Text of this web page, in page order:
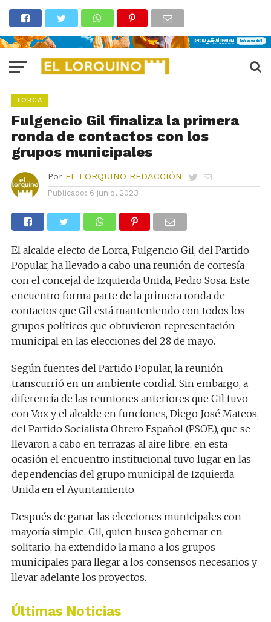
LORCA
Fulgencio Gil finaliza la primera
ronda de contactos con los
grupos municipales
Por EL LORQUINO REDACCIÓN
Publicado: 6 junio, 2023
El alcalde electo de Lorca, Fulgencio Gil, del Partido
Popular, ha llevado a cabo una reunión de cortesía
con el concejal de Izquierda Unida, Pedro Sosa. Este
encuentro forma parte de la primera ronda de
contactos que Gil está manteniendo con todos los
grupos políticos que obtuvieron representación
municipal en las elecciones del 28 de mayo.
Según fuentes del Partido Popular, la reunión
transcurrió en un ambiente cordial. Sin embargo, a
diferencia de las reuniones anteriores que Gil tuvo
con Vox y el alcalde en funciones, Diego José Mateos,
del Partido Socialista Obrero Español (PSOE), que se
llevaron a cabo en terrazas al aire libre, en esta
ocasión el encuentro institucional tuvo lugar en las
dependencias del grupo municipal de Izquierda
Unida en el Ayuntamiento.
Después de ganar las elecciones municipales con
mayoría simple, Gil, quien busca gobernar en
solitario, ha extendido la mano a los grupos
municipales para llegar a los consensos necesarios y
llevar adelante los proyectos.
Últimas Noticias